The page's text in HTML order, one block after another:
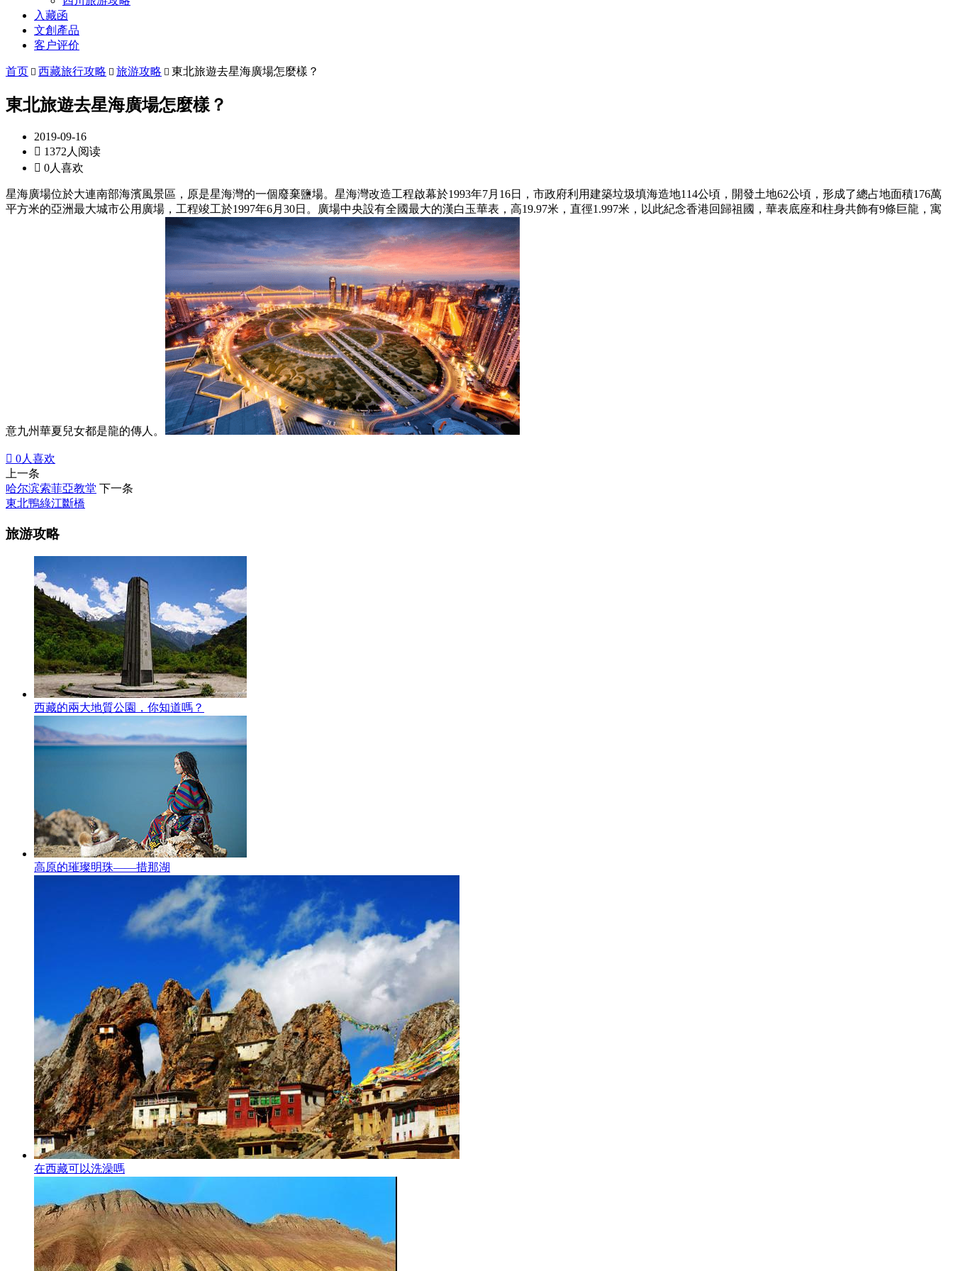
入藏函
文創產品
客户评价
首页  西藏旅行攻略  旅游攻略  東北旅遊去星海廣場怎麼樣？
東北旅遊去星海廣場怎麼樣？
2019-09-16
 1372人阅读
 0人喜欢
星海廣場位於大連南部海濱風景區，原是星海灣的一個廢棄鹽場。星海灣改造工程啟幕於1993年7月16日，市政府利用建築垃圾填海造地114公頃，開發土地62公頃，形成了總占地面積176萬
平方米的亞洲最大城市公用廣場，工程竣工於1997年6月30日。廣場中央設有全國最大的漢白玉華表，高19.97米，直徑1.997米，以此紀念香港回歸祖國，華表底座和柱身共飾有9條巨龍，寓
意九州華夏兒女都是龍的傳人。
 0人喜欢
上一条
哈尔滨索菲亞教堂 下一条
東北鴨綠江斷橋
旅游攻略
西藏的兩大地質公園，你知道嗎？
高原的璀璨明珠——措那湖
在西藏可以洗澡嗎